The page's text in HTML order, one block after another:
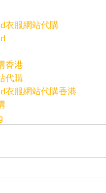
衣服網站代購
香港
代購
衣服網站代購香港